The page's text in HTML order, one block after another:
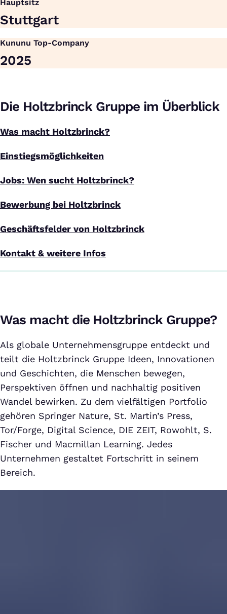
Hauptsitz
Stuttgart
Kununu Top-Company
2025
Die Holtzbrinck Gruppe im Überblick
Was macht Holtzbrinck?
Einstiegsmöglichkeiten
Jobs: Wen sucht Holtzbrinck?
Bewerbung bei Holtzbrinck
Geschäftsfelder von Holtzbrinck
Kontakt & weitere Infos
Was macht die Holtzbrinck Gruppe?
Als globale Unternehmensgruppe entdeckt und
teilt die Holtzbrinck Gruppe Ideen, Innovationen
und Geschichten, die Menschen bewegen,
Perspektiven öffnen und nachhaltig positiven
Wandel bewirken. Zu dem vielfältigen Portfolio
gehören Springer Nature, St. Martin’s Press,
Tor/Forge, Digital Science, DIE ZEIT, Rowohlt, S.
Fischer und Macmillan Learning. Jedes
Unternehmen gestaltet Fortschritt in seinem
Bereich.